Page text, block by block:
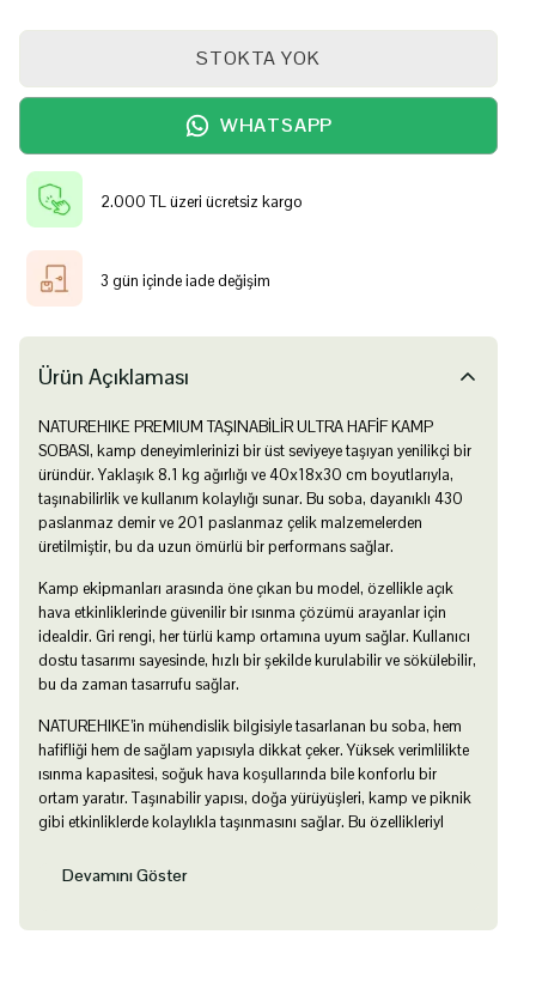
STOKTA YOK
WHATSAPP
2.000 TL üzeri ücretsiz kargo
3 gün içinde iade değişim
Ürün Açıklaması
NATUREHIKE PREMIUM TAŞINABİLİR ULTRA HAFİF KAMP
SOBASI, kamp deneyimlerinizi bir üst seviyeye taşıyan yenilikçi bir
üründür. Yaklaşık 8.1 kg ağırlığı ve 40x18x30 cm boyutlarıyla,
taşınabilirlik ve kullanım kolaylığı sunar. Bu soba, dayanıklı 430
paslanmaz demir ve 201 paslanmaz çelik malzemelerden
üretilmiştir, bu da uzun ömürlü bir performans sağlar.
Kamp ekipmanları arasında öne çıkan bu model, özellikle açık
hava etkinliklerinde güvenilir bir ısınma çözümü arayanlar için
idealdir. Gri rengi, her türlü kamp ortamına uyum sağlar. Kullanıcı
dostu tasarımı sayesinde, hızlı bir şekilde kurulabilir ve sökülebilir,
bu da zaman tasarrufu sağlar.
NATUREHIKE’in mühendislik bilgisiyle tasarlanan bu soba, hem
hafifliği hem de sağlam yapısıyla dikkat çeker. Yüksek verimlilikte
ısınma kapasitesi, soğuk hava koşullarında bile konforlu bir
ortam yaratır. Taşınabilir yapısı, doğa yürüyüşleri, kamp ve piknik
gibi etkinliklerde kolaylıkla taşınmasını sağlar. Bu özellikleriyl
Devamını Göster